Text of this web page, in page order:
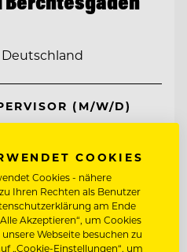
Deutschland
(M/W/D)
COOKIES
Cookies - nähere
Ihren Rechten als Benutzer
am Ende
Akzeptieren“, um Cookies
Webseite besuchen zu
„Cookie-Einstellungen“, um